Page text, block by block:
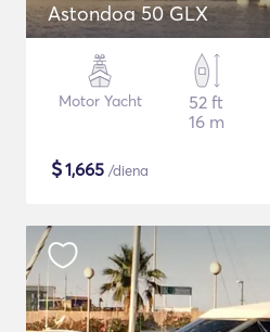
Astondoa 50 GLX
Motor Yacht
52 ft
16 m
$1,665 /diena